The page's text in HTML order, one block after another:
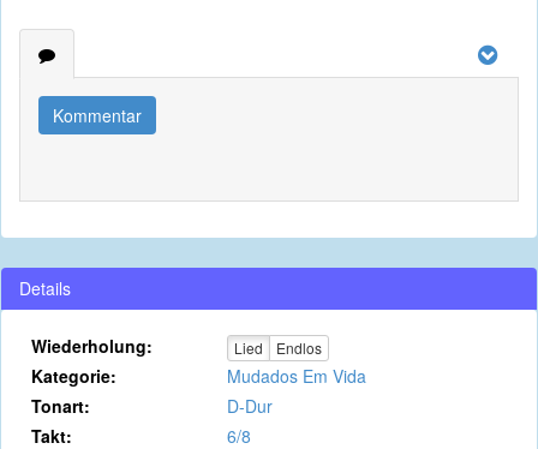
Kommentar
Details
Wiederholung: Lied Endlos
Kategorie:
Mudados Em Vida
Tonart:
D-Dur
Takt:
6/8